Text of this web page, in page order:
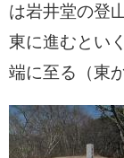
は岩井堂の登
東に進むとい
端に至る（東